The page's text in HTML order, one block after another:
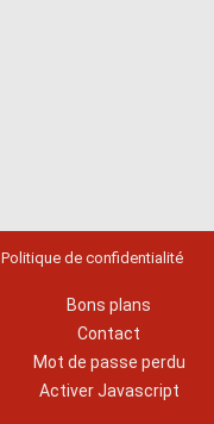
Politique de confidentialité
Bons plans
Contact
Mot de passe perdu
Activer Javascript